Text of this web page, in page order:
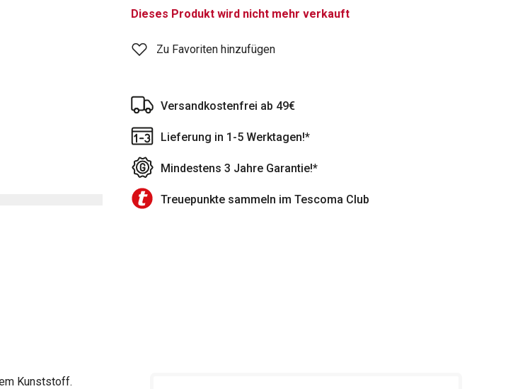
Dieses Produkt wird nicht mehr verkauft
Zu Favoriten hinzufügen
Versandkostenfrei ab 49€
Lieferung in 1-5 Werktagen!*
Mindestens 3 Jahre Garantie!*
Treuepunkte sammeln im Tescoma Club
Kunststoff.